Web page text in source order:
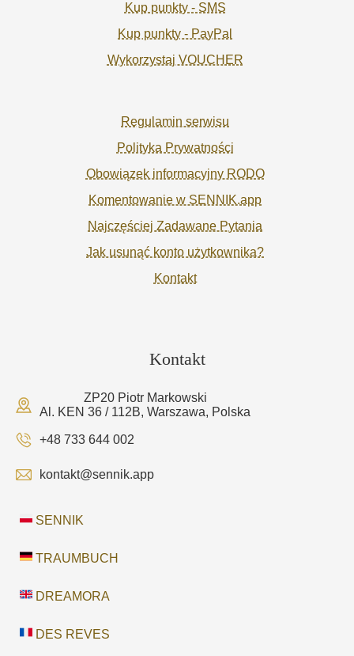
Kup punkty - SMS
Kup punkty - PayPal
Wykorzystaj VOUCHER
Regulamin serwisu
Polityka Prywatności
Obowiązek informacyjny RODO
Komentowanie w SENNIK.app
Najczęściej Zadawane Pytania
Jak usunąć konto użytkownika?
Kontakt
Kontakt
ZP20 Piotr Markowski
Al. KEN 36 / 112B, Warszawa, Polska
+48 733 644 002
kontakt@sennik.app
SENNIK
TRAUMBUCH
DREAMORA
DES REVES